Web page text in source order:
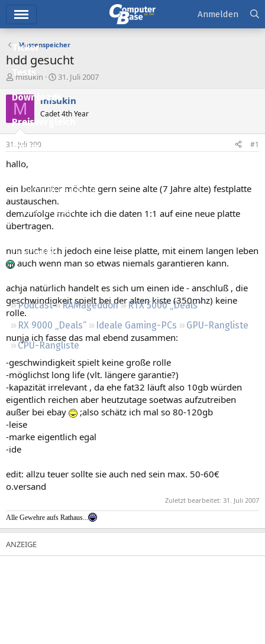
Ticker
Tests
Downloads
Preisvergleich
Forum
Aktuelles
Empfohlene Inhalte
Neue Beiträge
Neueste Aktivitäten
Leserartikel
Podcast RAMageddon
RTX 5000 „Deals“
RX 9000 „Deals“
Ideale Gaming-PCs
GPU-Rangliste
CPU-Rangliste
Anmelden
Massenspeicher
hdd gesucht
E
s
t
e
e
r
misukin
E
s
e
t
31. Juli 2007
M misukin
Cadet 4th Year
31. Juli 2007 #1
hallo,
ein bekannter möchte gern seine alte (7 Jahre alte) festplatte
austauschen.
demzufolge möchte ich die daten 1:1 auf eine neue platte
übertragen.
nun suche ich jedoch eine leise platte, mit einem langen leben
auch wenn man so etwas niemals garantieren kann.
achja natürlich handelt es sich um einen ide - anschluß , die
geschwindigkeit spielt bei der alten kiste (350mhz) keine
rolle.
nunja ich fasse das mal ebend zusammen:
-geschwindigkeit spielt keine große rolle
-möglichst long life (vlt. längere garantie?)
-kapazität irrelevant , da ehe fat32 läuft also 10gb würden
eigentlich reichen aber heutzutage soetwas aufzutreiben
außer bei ebay
;also schätz ich mal so 80-120gb
-leise
-marke eigentlich egal
-ide
edit: allzu teuer sollte sie auch ned sein max. 50-60€
o.versand
Zuletzt bearbeitet: 31. Juli 2007
Alle Gewehre aufs Rathaus...